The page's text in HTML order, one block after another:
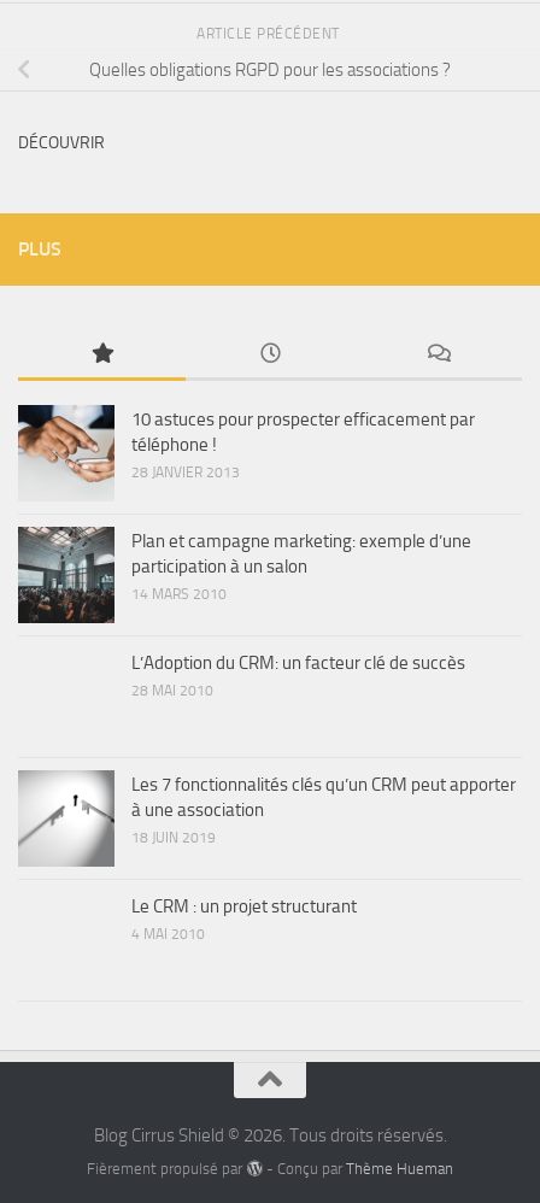
ARTICLE PRÉCÉDENT
Quelles obligations RGPD pour les associations ?
DÉCOUVRIR
PLUS
10 astuces pour prospecter efficacement par
téléphone !
28 JANVIER 2013
Plan et campagne marketing: exemple d’une
participation à un salon
14 MARS 2010
L’Adoption du CRM: un facteur clé de succès
28 MAI 2010
Les 7 fonctionnalités clés qu’un CRM peut apporter
à une association
18 JUIN 2019
Le CRM : un projet structurant
4 MAI 2010
Blog Cirrus Shield © 2026. Tous droits réservés.
Fièrement propulsé par - Conçu par Thème Hueman